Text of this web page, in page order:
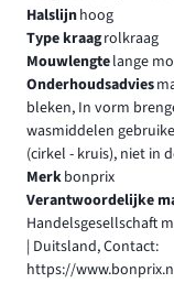
Halslijnhoog
Type kraagrolkraag
Mouwlengtelange
Onderhoudsadvies
bleken, In vorm
wasmiddelen
(cirkel - kruis), niet in
Merkbonprix
Verantwoordelijke
Handelsgesellschaft
| Duitsland, Contact:
https://